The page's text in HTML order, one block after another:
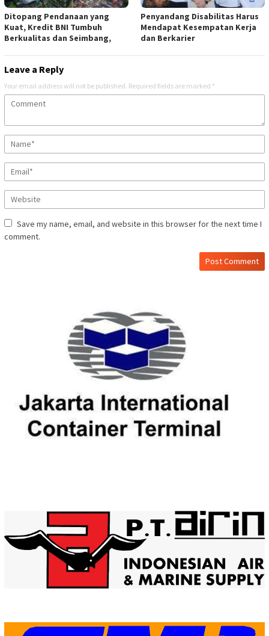
Ditopang Pendanaan yang
Kuat, Kredit BNI Tumbuh
Berkualitas dan Seimbang,
Penyandang Disabilitas Harus
Mendapat Kesempatan Kerja
dan Berkarier
Leave a Reply
Your email address will not be published. Required fields are marked *
Save my name, email, and website in this browser for the next time I
comment.